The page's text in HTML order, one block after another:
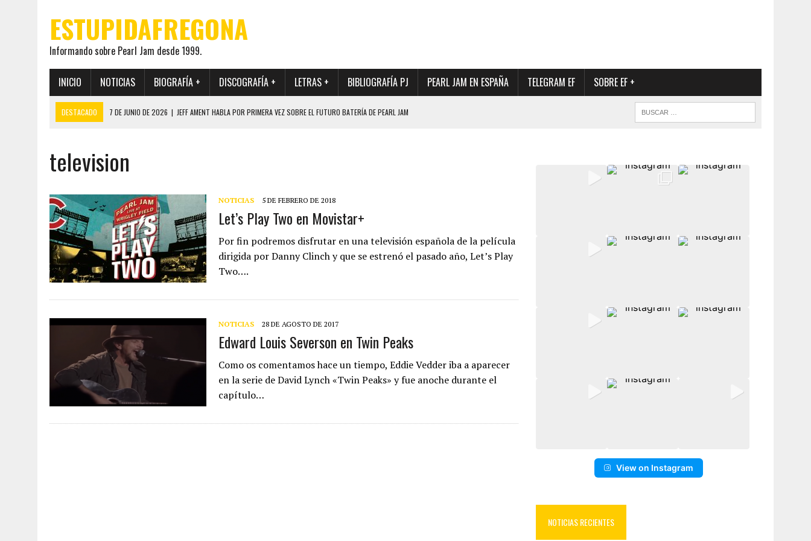
ESTUPIDAFREGONA
Informando sobre Pearl Jam desde 1999.
INICIO NOTICIAS BIOGRAFÍA + DISCOGRAFÍA + LETRAS + BIBLIOGRAFÍA PJ PEARL JAM EN ESPAÑA TELEGRAM EF SOBRE EF +
DESTACADO 7 DE JUNIO DE 2026 | JEFF AMENT HABLA POR PRIMERA VEZ SOBRE EL FUTURO BATERÍA DE PEARL JAM
19 DE MAYO DE 2026
12 DE MAYO DE 2026 |
television
NOTICIAS 5 DE FEBRERO DE 2018
Let’s Play Two en Movistar+
Por fin podremos disfrutar en una televisión española de la película
dirigida por Danny Clinch y que se estrenó el pasado año, Let’s Play
Two….
NOTICIAS 28 DE AGOSTO DE 2017
Edward Louis Severson en Twin Peaks
Como os comentamos hace un tiempo, Eddie Vedder iba a aparecer
en la serie de David Lynch «Twin Peaks» y fue anoche durante el
capítulo…
View on Instagram
NOTICIAS RECIENTES